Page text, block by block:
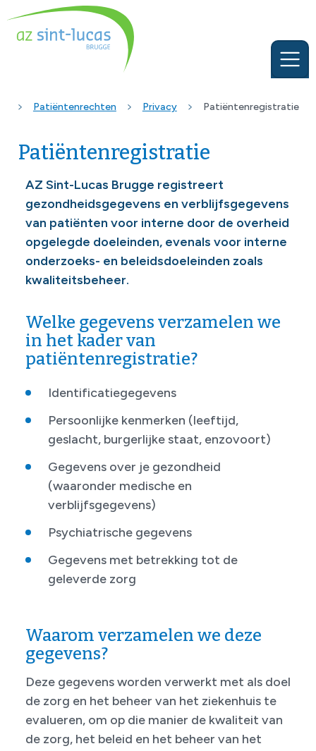
Patiëntenrechten Privacy Patiëntenregistratie
Patiëntenregistratie
AZ Sint-Lucas Brugge registreert
gezondheidsgegevens en verblijfsgegevens
van patiënten voor interne door de overheid
opgelegde doeleinden, evenals voor interne
onderzoeks- en beleidsdoeleinden zoals
kwaliteitsbeheer.
Welke gegevens verzamelen we
in het kader van
patiëntenregistratie?
Identificatiegegevens
Persoonlijke kenmerken (leeftijd,
geslacht, burgerlijke staat, enzovoort)
Gegevens over je gezondheid
(waaronder medische en
verblijfsgegevens)
Psychiatrische gegevens
Gegevens met betrekking tot de
geleverde zorg
Waarom verzamelen we deze
gegevens?
Deze gegevens worden verwerkt met als doel
de zorg en het beheer van het ziekenhuis te
evalueren, om op die manier de kwaliteit van
de zorg, het beleid en het beheer van het